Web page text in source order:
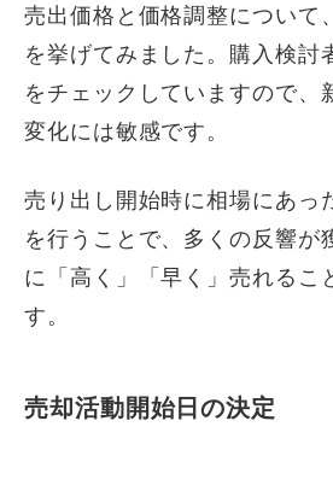
売出価格と価格調整について
を挙げてみました。購入検討
をチェックしていますので、
変化には敏感です。
売り出し開始時に相場にあっ
を行うことで、多くの反響が
に「高く」「早く」売れるこ
す。
売却活動開始日の決定